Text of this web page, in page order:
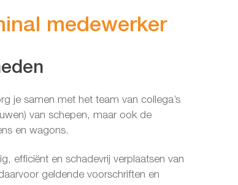
medewerker
je samen met het team van collega’s
van schepen, maar ook de
en wagons.
efficiënt en schadevrij verplaatsen van
geldende voorschriften en